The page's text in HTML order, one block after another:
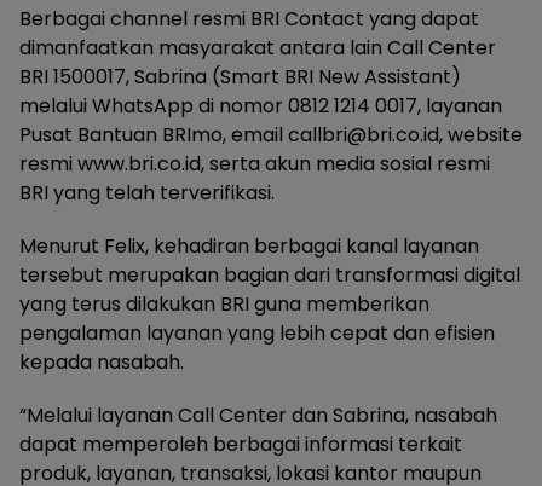
Berbagai channel resmi BRI Contact yang dapat
dimanfaatkan masyarakat antara lain Call Center
BRI 1500017, Sabrina (Smart BRI New Assistant)
melalui WhatsApp di nomor 0812 1214 0017, layanan
Pusat Bantuan BRImo, email callbri@bri.co.id, website
resmi www.bri.co.id, serta akun media sosial resmi
BRI yang telah terverifikasi.
Menurut Felix, kehadiran berbagai kanal layanan
tersebut merupakan bagian dari transformasi digital
yang terus dilakukan BRI guna memberikan
pengalaman layanan yang lebih cepat dan efisien
kepada nasabah.
“Melalui layanan Call Center dan Sabrina, nasabah
dapat memperoleh berbagai informasi terkait
produk, layanan, transaksi, lokasi kantor maupun